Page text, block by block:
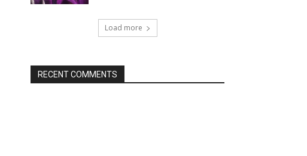
Load more
RECENT COMMENTS